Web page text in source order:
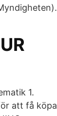
1.
att få köpa